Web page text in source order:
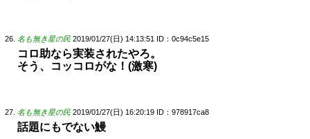
名も無き星の民 2019/01/27(日) 14:13:51 ID：0c94c5e15
コロ助なら実装されたやろ。
そう、コッコロがな！(激寒)
名も無き星の民 2019/01/27(日) 16:20:19 ID：978917ca8
話題にもでない鰻